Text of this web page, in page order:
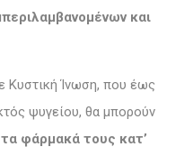
και
Κυστική Ίνωση, που έως
ψυγείου, θα μπορούν
φάρμακά τους κατ’